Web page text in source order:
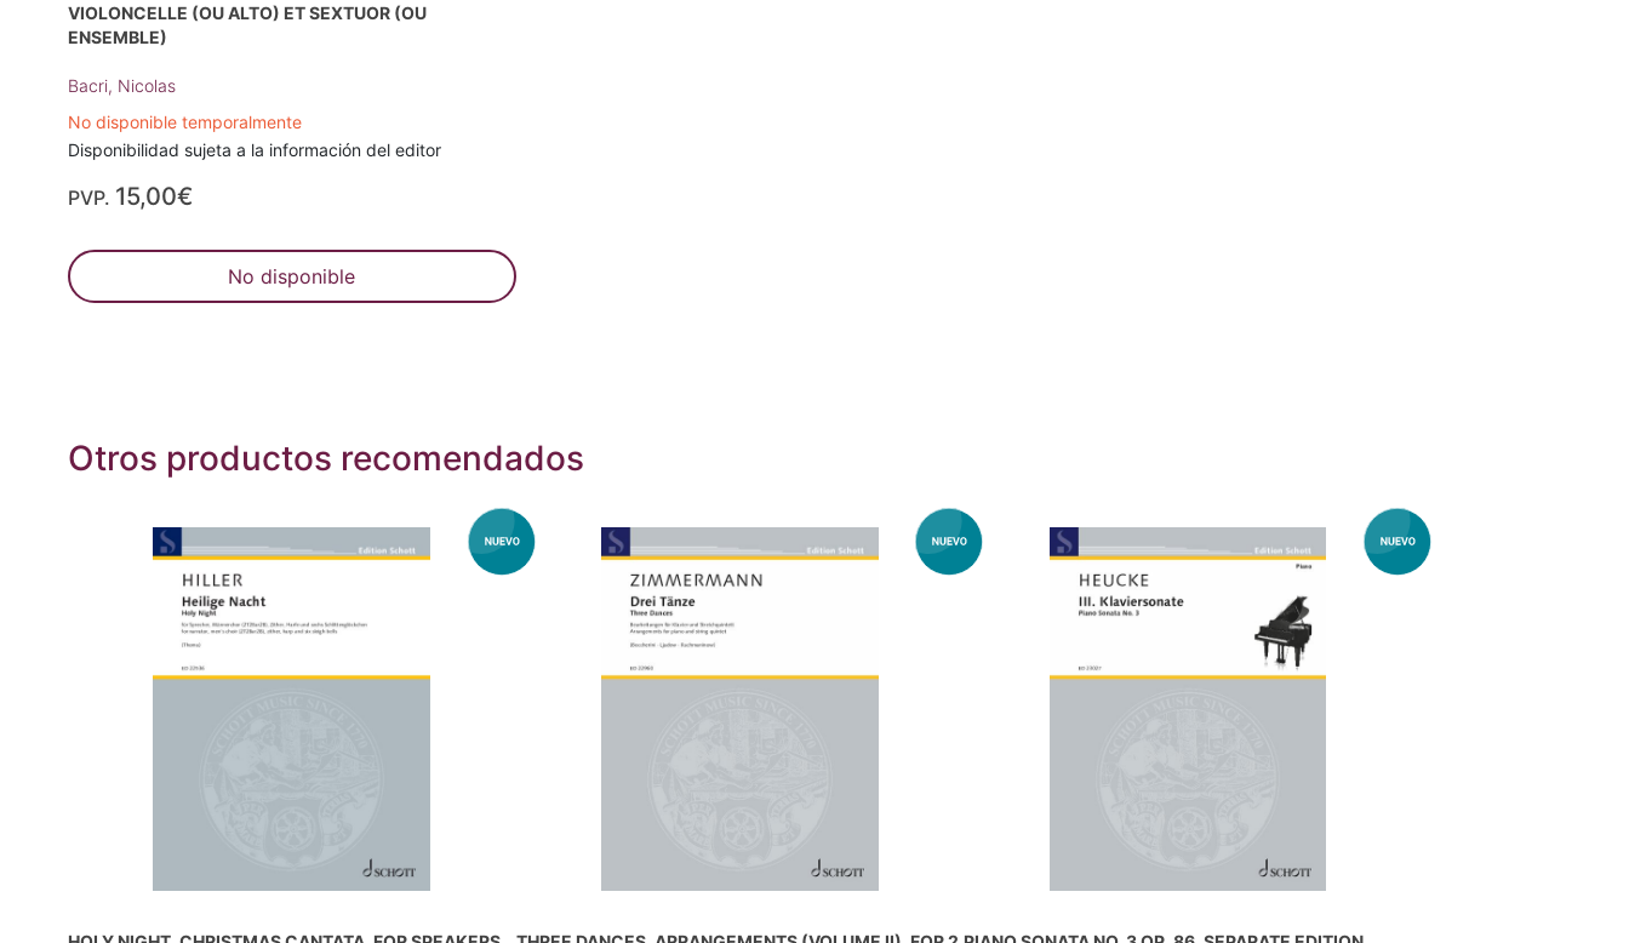
VIOLONCELLE (OU ALTO) ET SEXTUOR (OU
ENSEMBLE)
Bacri, Nicolas
No disponible temporalmente
Disponibilidad sujeta a la información del editor
PVP. 15,00€
No disponible
Otros productos recomendados